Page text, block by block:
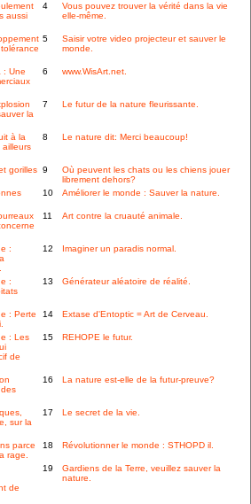
aussi
4
Vous pouvez trouver la vérité dans la vie
elle-même.
5
Saisir votre video projecteur et sauver le
monde.
: Une
6 www.WisArt.net.
la
7 Le futur de la nature fleurissante.
à la
8 Le nature dit: Merci beaucoup!
gorilles 9
Où peuvent les chats ou les chiens jouer
librement dehors?
10 Améliorer le monde : Sauver la nature.
11 Art contre la cruauté animale.
:
12 Imaginer un paradis normal.
:
13 Générateur aléatoire de réalité.
: Perte
14 Extase d'Entoptic = Art de Cerveau.
: Les
de
15 REHOPE le futur.
16 La nature est-elle de la futur-preuve?
sur la
17 Le secret de la vie.
parce
rage.
18 Révolutionner le monde : STHOPD il.
de
19
Gardiens de la Terre, veuillez sauver la
nature.